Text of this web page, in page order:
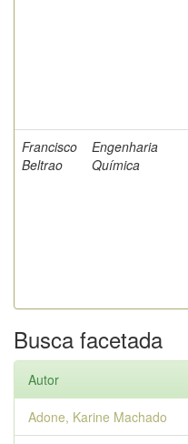
Francisco
Beltrao
Engenharia
Química
Busca facetada
Autor
Adone, Karine Machado